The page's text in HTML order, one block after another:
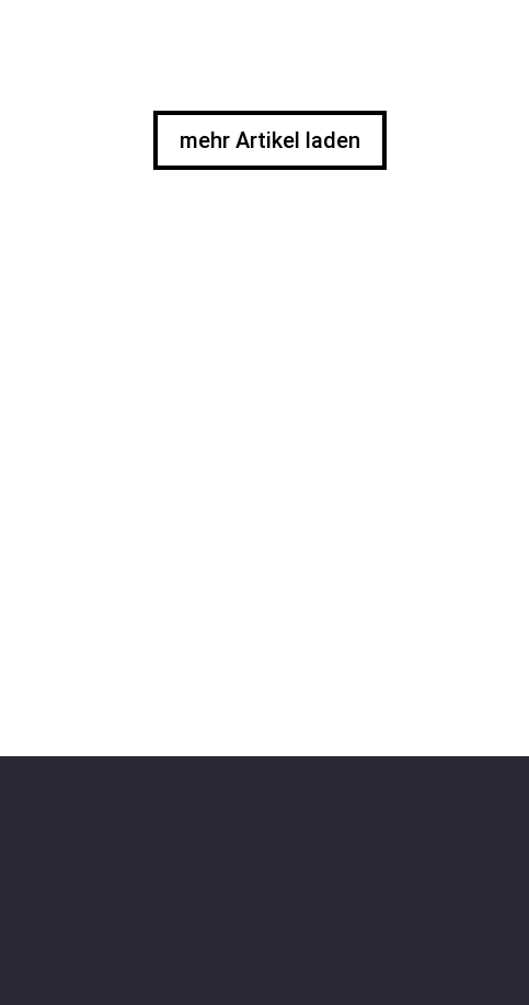
mehr Artikel laden